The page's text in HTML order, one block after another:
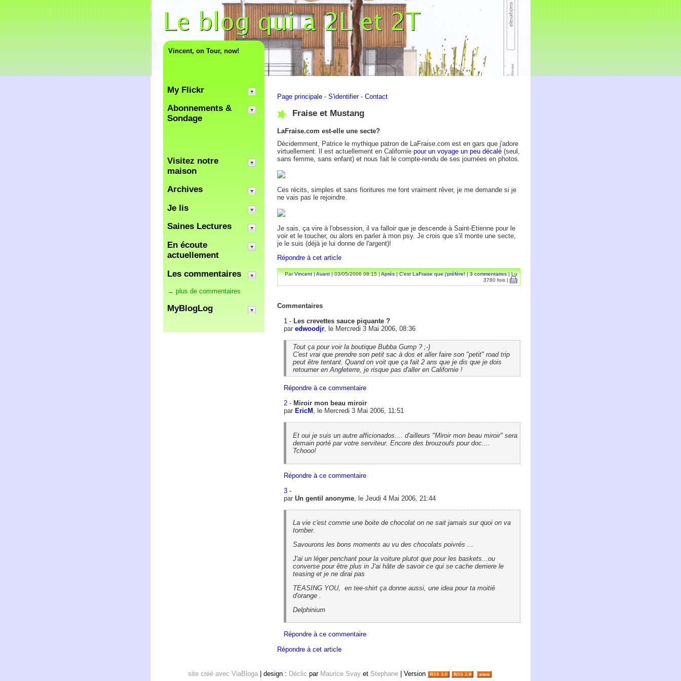
Vincent, on Tour, now!
Page principale - S'identifier - Contact
Fraise et Mustang
LaFraise.com est-elle une secte?
Décidemment, Patrice le mythique patron de LaFraise.com est en gars que j'adore
virtuellement. Il est actuellement en Californie pour un voyage un peu décalé (seul,
sans femme, sans enfant) et nous fait le compte-rendu de ses journées en photos.
Ces récits, simples et sans fioritures me font vraiment rêver, je me demande si je
ne vais pas le rejoindre.
Je sais, ça vire à l'obsession, il va falloir que je descende à Saint-Etienne pour le
voir et le toucher, ou alors en parler à mon psy. Je crois que s'il monte une secte,
je le suis (déjà je lui donne de l'argent)!
Répondre à cet article
ParVincent|Avant| 03/05/2006 08:15 |Après|C'est LaFraise que j'préfère!|3 commentaires| Lu
3780 fois |
Commentaires
1- Les crevettes sauce piquante ?
par edwoodjr, le Mercredi 3 Mai 2006, 08:36
Tout ça pour voir la boutique Bubba Gump ? ;-)
C'est vrai que prendre son petit sac à dos et aller faire son "petit" road trip
peut être tentant. Quand on voit que ça fait 2 ans que je dis que je dois
retourner en Angleterre, je risque pas d'aller en Californie !
Répondre à ce commentaire
2- Miroir mon beau miroir
par EricM , le Mercredi 3 Mai 2006, 11:51
Et oui je suis un autre afficionados.... d'ailleurs "Miroir mon beau miroir" sera
demain porté par votre serviteur. Encore des brouzoufs pour doc....
Tchooo!
Répondre à ce commentaire
3-
par Un gentil anonyme, le Jeudi 4 Mai 2006, 21:44
La vie c'est comme une boite de chocolat on ne sait jamais sur quoi on va
tomber.
Savourons les bons moments au vu des chocolats poivrés ...
J'ai un léger penchant pour la voiture plutot que pour les baskets...ou
converse pour être plus in J'ai hâte de savoir ce qui se cache derriere le
teasing et je ne dirai pas
TEASING YOU, en tee-shirt ça donne aussi, une idea pour ta moitié
d'orange .
Delphinium
Répondre à ce commentaire
Répondre à cet article
My Flickr
Abonnements &
Sondage
Visitez notre
maison
Archives
Je lis
Saines Lectures
En écoute
actuellement
Les commentaires
→ plus de commentaires
MyBlogLog
site créé avec ViaBloga | design : Déclic par Maurice Svay et Stephane | Version RSS 1.0 RSS 2.0 atom